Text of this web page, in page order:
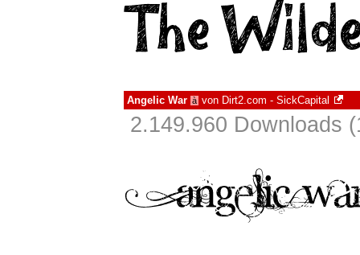
Angelic War à von Dirt2.com - SickCapital
2.149.960 Downloads